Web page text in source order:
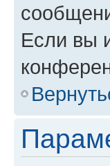
Если вы